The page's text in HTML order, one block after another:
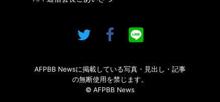
AFPBB Newsに掲載している写真・見出し・記事
の無断使用を禁じます。
© AFPBB News